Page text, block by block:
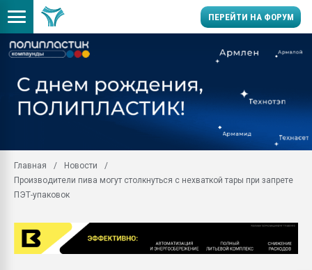
ПЕРЕЙТИ НА ФОРУМ
Вакуум-формовочные
28.07.2026
Всё, что касается
бутылок
Главная
Новости
Производители пива могут столкнуться с нехваткой тары при запрете
ПЭТ-упаковок